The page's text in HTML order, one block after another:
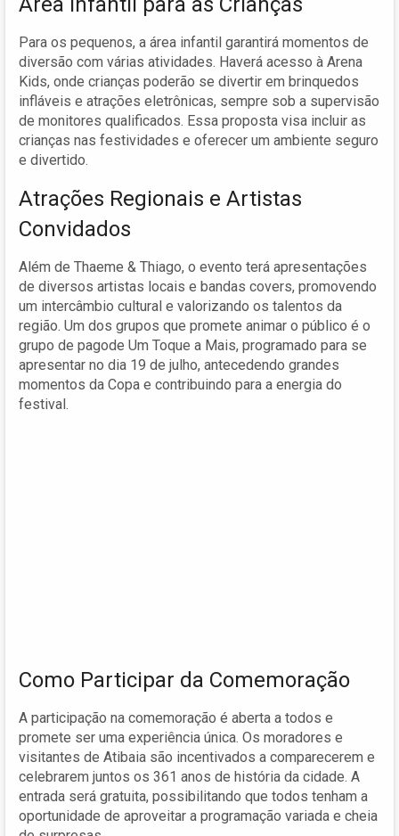
Para os pequenos, a área infantil garantirá momentos de
diversão com várias atividades. Haverá acesso à Arena
Kids, onde crianças poderão se divertir em brinquedos
infláveis e atrações eletrônicas, sempre sob a supervisão
de monitores qualificados. Essa proposta visa incluir as
crianças nas festividades e oferecer um ambiente seguro
e divertido.
Atrações Regionais e Artistas
Convidados
Além de Thaeme & Thiago, o evento terá apresentações
de diversos artistas locais e bandas covers, promovendo
um intercâmbio cultural e valorizando os talentos da
região. Um dos grupos que promete animar o público é o
grupo de pagode Um Toque a Mais, programado para se
apresentar no dia 19 de julho, antecedendo grandes
momentos da Copa e contribuindo para a energia do
festival.
Como Participar da Comemoração
A participação na comemoração é aberta a todos e
promete ser uma experiência única. Os moradores e
visitantes de Atibaia são incentivados a comparecerem e
celebrarem juntos os 361 anos de história da cidade. A
entrada será gratuita, possibilitando que todos tenham a
oportunidade de aproveitar a programação variada e cheia